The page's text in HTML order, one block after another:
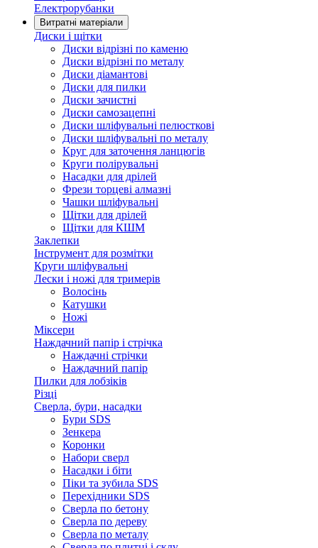
Електрорубанки
Витратні матеріали
Диски і щітки
Диски відрізні по каменю
Диски відрізні по металу
Диски діамантові
Диски для пилки
Диски зачистні
Диски самозацепні
Диски шліфувальні пелюсткові
Диски шліфувальні по металу
Круг для заточення ланцюгів
Круги полірувальні
Насадки для дрілей
Фрези торцеві алмазні
Чашки шліфувальні
Щітки для дрілей
Щітки для КШМ
Заклепки
Інструмент для розмітки
Круги шліфувальні
Лески і ножі для тримерів
Волосінь
Катушки
Ножі
Міксери
Наждачний папір і стрічка
Наждачні стрічки
Наждачний папір
Пилки для лобзіків
Різці
Сверла, бури, насадки
Бури SDS
Зенкера
Коронки
Набори сверл
Насадки і біти
Піки та зубила SDS
Перехідники SDS
Сверла по бетону
Сверла по дереву
Сверла по металу